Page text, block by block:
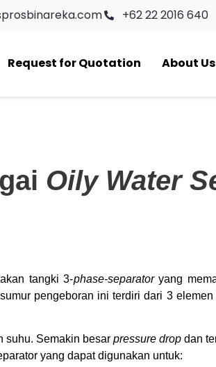
+62 22 2016 640
Request for Quotation About Us
Oily Water
tangki 3-phase-separatoryang
pengeboran ini terdiri dari 3 elemen
suhu. Semakin besar pressure drop dan
yang dapat digunakan untuk: